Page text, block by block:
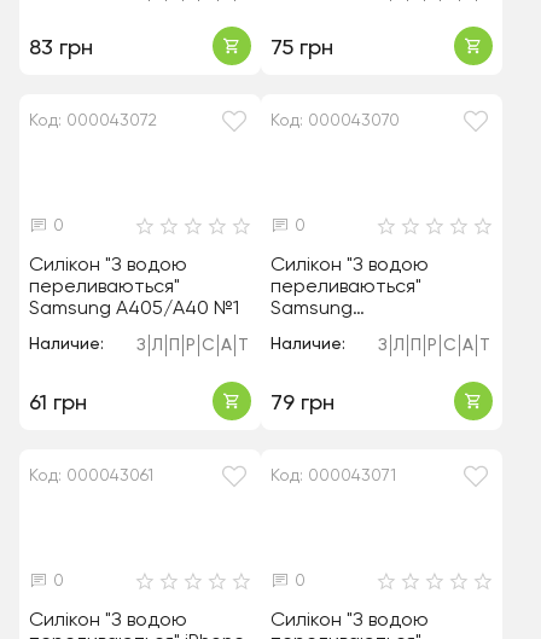
83 грн 75 грн
Код: 000043072
0
Силікон "З водою
переливаються"
Samsung A405/A40 №1
Наличие: З Л Р С А
61 грн
Код: 000043070
0
Силікон "З водою
переливаються"
Samsung
A205/A20/A305/A30/M1
0S/M107 №2
Наличие: З Л Р С А
79 грн
Код: 000043061
0
Силікон "З водою
Код: 000043071
0
Силікон "З водою